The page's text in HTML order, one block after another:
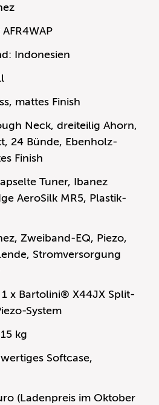
Indonesien
mattes Finish
Neck, dreiteilig Ahorn,
24 Bünde, Ebenholz-
Finish
Tuner, Ibanez
AeroSilk MR5, Plastik-
Zweiband-EQ, Piezo,
Stromversorgung
x Bartolini® X44JX Split-
System
kg
Softcase,
(Ladenpreis im Oktober